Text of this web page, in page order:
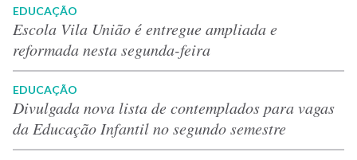
EDUCAÇÃO
Escola Vila União é entregue ampliada e
reformada nesta segunda-feira
EDUCAÇÃO
Divulgada nova lista de contemplados para vagas
da Educação Infantil no segundo semestre